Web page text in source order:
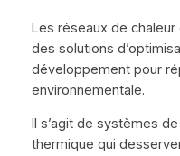
Les réseaux de
des solutions
développement pour
environnementale.
Il s’agit de systèmes
thermique qui